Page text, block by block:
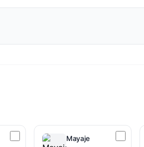
Mayaje